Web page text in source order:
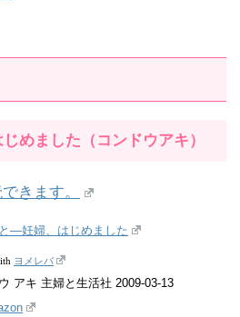
めました（コンドウアキ）
きます。
―妊婦、はじめました
ヨメレバ
アキ 主婦と生活社 2009-03-13